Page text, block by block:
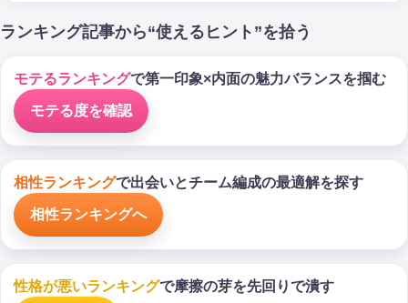
ランキング記事から“使えるヒント”を拾う
モテるランキングで第一印象×内面の魅力バランスを掴む
モテる度を確認
相性ランキングで出会いとチーム編成の最適解を探す
相性ランキングへ
性格が悪いランキングで摩擦の芽を先回りで潰す